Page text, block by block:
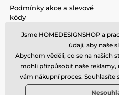
Podmínky akce a slevové
kódy
Jsme HOMEDESIGNSHOP a
údaji, aby naše
Abychom věděli, co se na našich
mohli přizpůsobit naše
vám nákupní proces. Souhlasíte